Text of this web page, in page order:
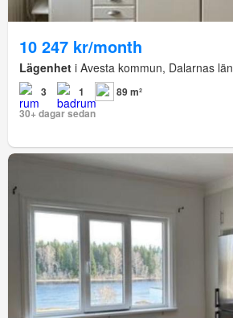
10 247 kr/month
Lägenhet i Avesta kommun, Dalarnas län
3 1
89 m²
30+ dagar sedan